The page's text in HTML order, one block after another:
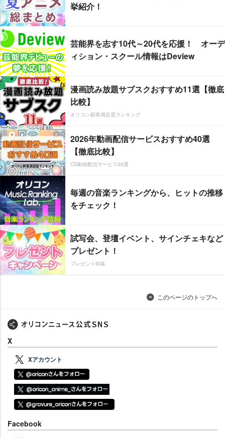
挙紹介！
芸能界を志す10代～20代を応援！ オーデ
ィション・スクール情報はDeview
漫画読み放題サブスクおすすめ11選【徹底
比較】
オリコン顧客満足度ランキング
2026年動画配信サービスおすすめ40選
【徹底比較】
CS動画配信サービス20選
毎週の音楽ランキングから、ヒットの推移
をチェック！
試写会、登壇イベント、サインチェキなど
プレゼント！
プレゼント特集
このページのトップへ
X
Xアカウント
Facebook